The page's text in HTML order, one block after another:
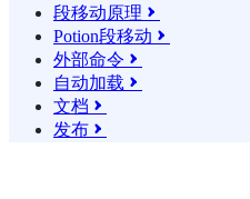
段移动原理 
Potion段移动 
外部命令 
自动加载 
文档 
发布 